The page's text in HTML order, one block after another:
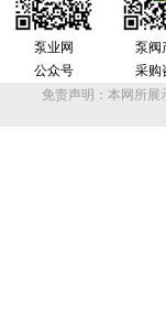
泵业网
公众号
泵阀
采购
免责声明：本网所